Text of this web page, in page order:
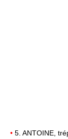
• 5. ANTOINE,